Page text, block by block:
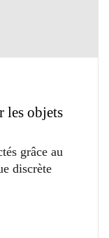
les objets
grâce au
discrète